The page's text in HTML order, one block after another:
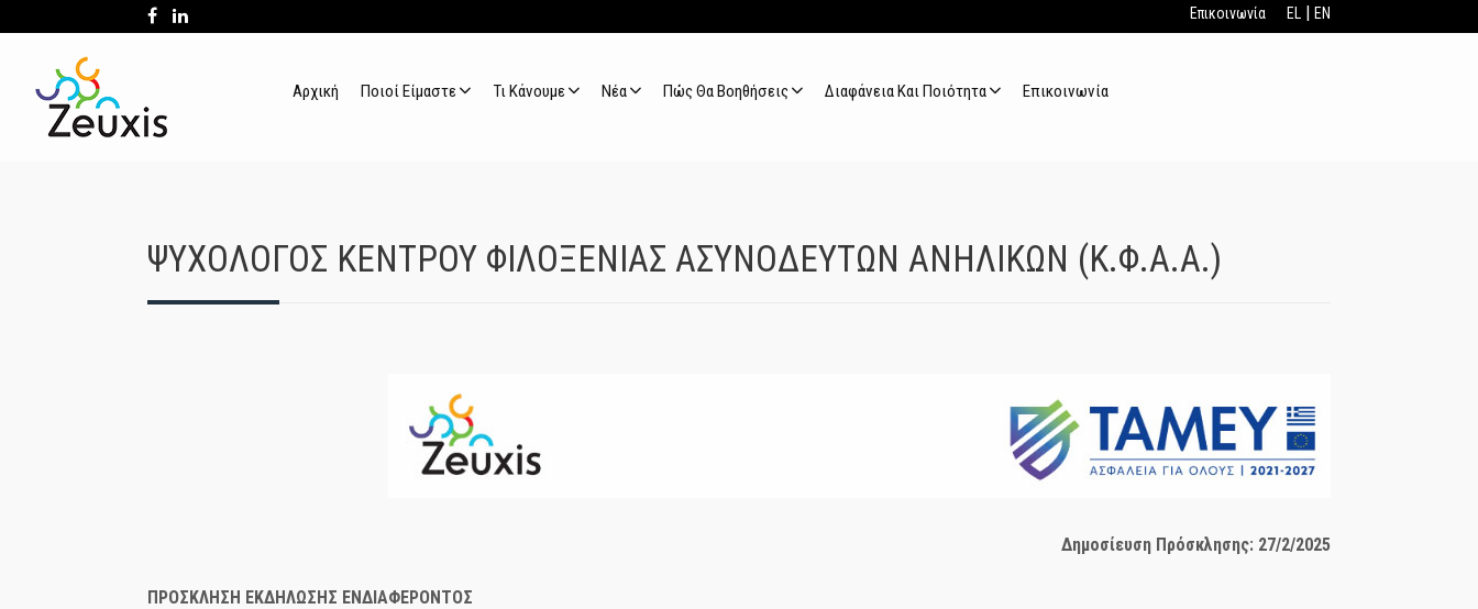
Επικοινωνία EL| EN
Αρχική Ποιοί Είμαστε Τι Κάνουμε Νέα Πώς Θα Βοηθήσεις Διαφάνεια Και Ποιότητα Επικοινωνία
ΨΥΧΟΛΟΓΟΣ ΚΕΝΤΡΟΥ ΦΙΛΟΞΕΝΙΑΣ ΑΣΥΝΟΔΕΥΤΩΝ ΑΝΗΛΙΚΩΝ (Κ.Φ.Α.Α.)
Δημοσίευση Πρόσκλησης: 27/2/2025
ΠΡΟΣΚΛΗΣΗ ΕΚΔΗΛΩΣΗΣ ΕΝΔΙΑΦΕΡΟΝΤΟΣ